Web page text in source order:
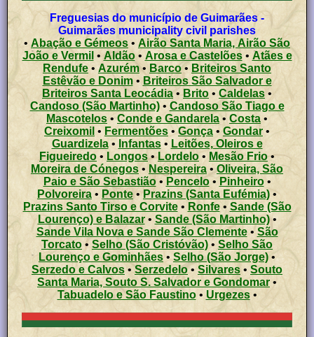
Freguesias do município de Guimarães -
Guimarães municipality civil parishes
• Abação e Gémeos • Airão Santa Maria, Airão São
João e Vermil •Aldão• Arosa e Castelões• Atães e
Rendufe • Azurém• Barco• Briteiros Santo
Estêvão e Donim • Briteiros São Salvador e
Briteiros Santa Leocádia • Brito • Caldelas •
Candoso (São Martinho) • Candoso São Tiago e
Mascotelos •Conde e Gandarela • Costa •
Creixomil • Fermentões •Gonça •Gondar •
Guardizela• Infantas• Leitões, Oleiros e
Figueiredo • Longos• Lordelo • Mesão Frio•
Moreira de Cónegos • Nespereira •Oliveira, São
Paio e São Sebastião• Pencelo• Pinheiro•
Polvoreira • Ponte •Prazins (Santa Eufémia)•
Prazins Santo Tirso e Corvite• Ronfe• Sande (São
Lourenço) e Balazar• Sande (São Martinho)•
Sande Vila Nova e Sande São Clemente• São
Torcato • Selho (São Cristóvão) • Selho São
Lourenço e Gominhães •Selho (São Jorge) •
Serzedo e Calvos •Serzedelo• Silvares • Souto
Santa Maria, Souto S. Salvador e Gondomar •
Tabuadelo e São Faustino• Urgezes•